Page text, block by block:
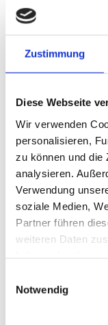
Zustimmung
Diese Webseite
Wir verwenden
personalisieren,
zu können und die
analysieren.
Verwendung
soziale Medien,
Partner führen
weiteren Daten
Notwendig
Plus:Das
Wer